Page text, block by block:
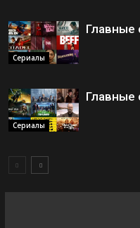
Сериалы
Главные
Сериалы
Главные